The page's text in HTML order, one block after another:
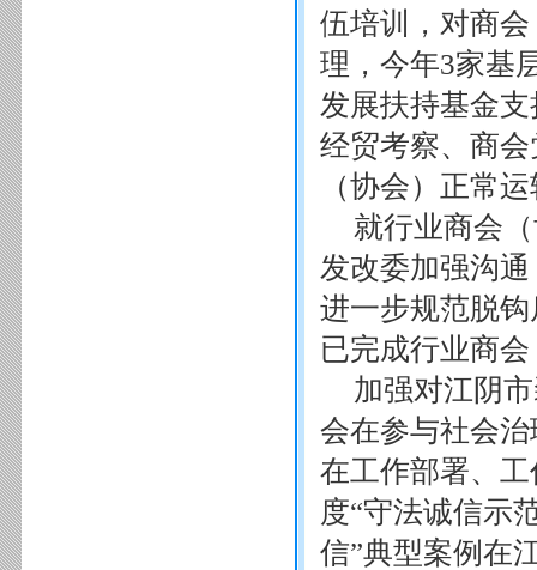
伍培训，对商
理，今年3家基
发展扶持基金
经贸考察、商
（协会）正常
就行业商会
发改委加强沟
进一步规范脱
已完成行业商
加强对江阴
会在参与社会
在工作部署、
度“守法诚信示
信”典型案例在